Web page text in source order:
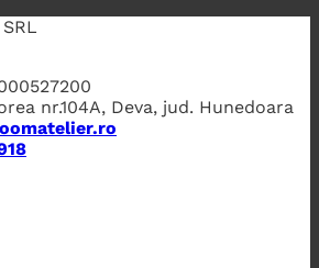
nr.104A, Deva, jud. Hunedoara